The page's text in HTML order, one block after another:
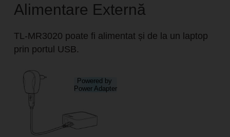
Alimentare Externă
TL-MR3020 poate fi alimentat și de la un laptop
prin portul USB.
Alimentare
folosind
adaptorul de
alimentare